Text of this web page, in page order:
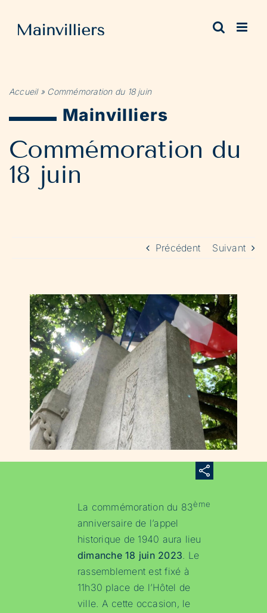
contenu
Accueil» Commémoration du 18 juin
Mainvilliers
Commémoration du
18 juin
Précédent Suivant
La commémoration du 83ème
anniversaire de l’appel
historique de 1940 aura lieu
dimanche 18 juin 2023. Le
rassemblement est fixé à
11h30 place de l’Hôtel de
ville. A cette occasion, le